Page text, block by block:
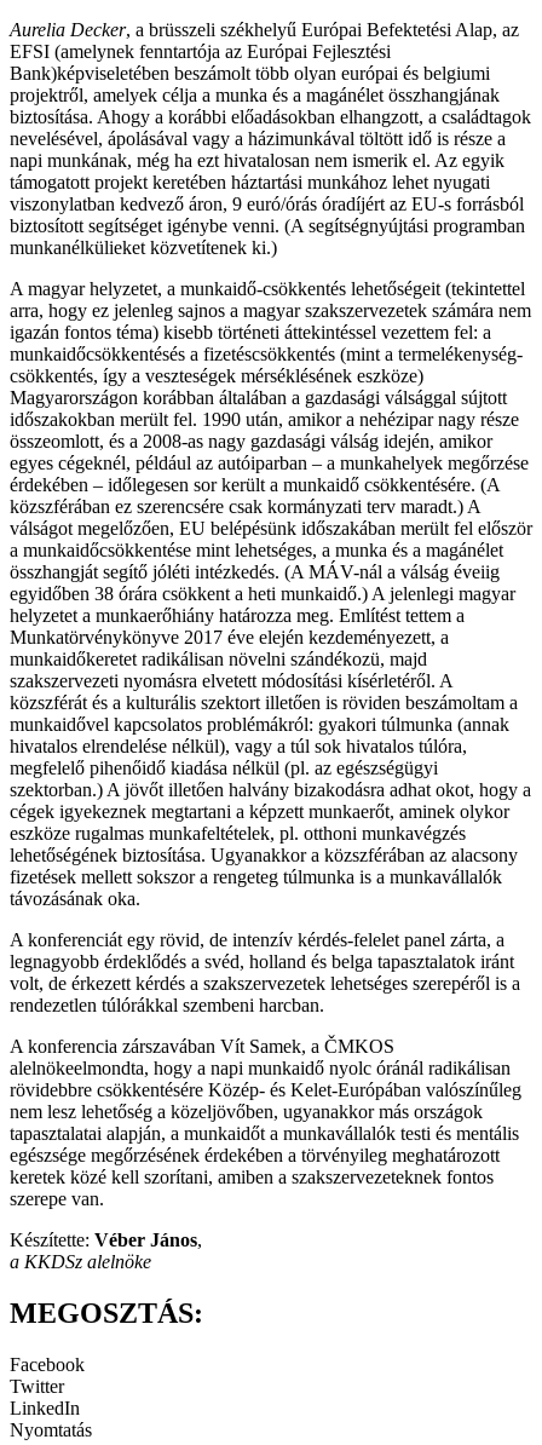
Aurelia Decker, a brüsszeli székhelyű Európai Befektetési Alap, az
EFSI (amelynek fenntartója az Európai Fejlesztési
Bank)képviseletében beszámolt több olyan európai és belgiumi
projektről, amelyek célja a munka és a magánélet összhangjának
biztosítása. Ahogy a korábbi előadásokban elhangzott, a családtagok
nevelésével, ápolásával vagy a házimunkával töltött idő is része a
napi munkának, még ha ezt hivatalosan nem ismerik el. Az egyik
támogatott projekt keretében háztartási munkához lehet nyugati
viszonylatban kedvező áron, 9 euró/órás óradíjért az EU-s forrásból
biztosított segítséget igénybe venni. (A segítségnyújtási programban
munkanélkülieket közvetítenek ki.)
A magyar helyzetet, a munkaidő-csökkentés lehetőségeit (tekintettel
arra, hogy ez jelenleg sajnos a magyar szakszervezetek számára nem
igazán fontos téma) kisebb történeti áttekintéssel vezettem fel: a
munkaidőcsökkentésés a fizetéscsökkentés (mint a termelékenység-
csökkentés, így a veszteségek mérséklésének eszköze)
Magyarországon korábban általában a gazdasági válsággal sújtott
időszakokban merült fel. 1990 után, amikor a nehézipar nagy része
összeomlott, és a 2008-as nagy gazdasági válság idején, amikor
egyes cégeknél, például az autóiparban – a munkahelyek megőrzése
érdekében – időlegesen sor került a munkaidő csökkentésére. (A
közszférában ez szerencsére csak kormányzati terv maradt.) A
válságot megelőzően, EU belépésünk időszakában merült fel először
a munkaidőcsökkentése mint lehetséges, a munka és a magánélet
összhangját segítő jóléti intézkedés. (A MÁV-nál a válság éveiig
egyidőben 38 órára csökkent a heti munkaidő.) A jelenlegi magyar
helyzetet a munkaerőhiány határozza meg. Említést tettem a
Munkatörvénykönyve 2017 éve elején kezdeményezett, a
munkaidőkeretet radikálisan növelni szándékozü, majd
szakszervezeti nyomásra elvetett módosítási kísérletéről. A
közszférát és a kulturális szektort illetően is röviden beszámoltam a
munkaidővel kapcsolatos problémákról: gyakori túlmunka (annak
hivatalos elrendelése nélkül), vagy a túl sok hivatalos túlóra,
megfelelő pihenőidő kiadása nélkül (pl. az egészségügyi
szektorban.) A jövőt illetően halvány bizakodásra adhat okot, hogy a
cégek igyekeznek megtartani a képzett munkaerőt, aminek olykor
eszköze rugalmas munkafeltételek, pl. otthoni munkavégzés
lehetőségének biztosítása. Ugyanakkor a közszférában az alacsony
fizetések mellett sokszor a rengeteg túlmunka is a munkavállalók
távozásának oka.
A konferenciát egy rövid, de intenzív kérdés-felelet panel zárta, a
legnagyobb érdeklődés a svéd, holland és belga tapasztalatok iránt
volt, de érkezett kérdés a szakszervezetek lehetséges szerepéről is a
rendezetlen túlórákkal szembeni harcban.
A konferencia zárszavában Vít Samek, a ČMKOS
alelnökeelmondta, hogy a napi munkaidő nyolc óránál radikálisan
rövidebbre csökkentésére Közép- és Kelet-Európában valószínűleg
nem lesz lehetőség a közeljövőben, ugyanakkor más országok
tapasztalatai alapján, a munkaidőt a munkavállalók testi és mentális
egészsége megőrzésének érdekében a törvényileg meghatározott
keretek közé kell szorítani, amiben a szakszervezeteknek fontos
szerepe van.
Készítette: Véber János,
a KKDSz alelnöke
MEGOSZTÁS:
Facebook
Twitter
LinkedIn
Nyomtatás